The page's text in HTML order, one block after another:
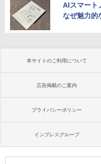
AIスマート
なぜ魅力的
本サイトのご利用について
広告掲載のご案内
プライバシーポリシー
インプレスグループ